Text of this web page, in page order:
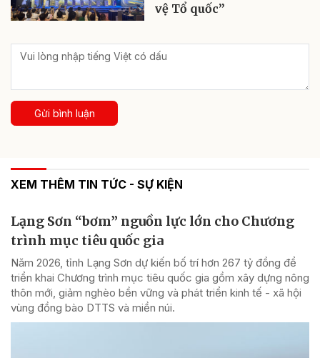
vệ Tổ quốc”
Gửi bình luận
XEM THÊM TIN TỨC - SỰ KIỆN
Lạng Sơn “bơm” nguồn lực lớn cho Chương
trình mục tiêu quốc gia
Năm 2026, tỉnh Lạng Sơn dự kiến bố trí hơn 267 tỷ đồng để
triển khai Chương trình mục tiêu quốc gia gồm xây dựng nông
thôn mới, giảm nghèo bền vững và phát triển kinh tế - xã hội
vùng đồng bào DTTS và miền núi.